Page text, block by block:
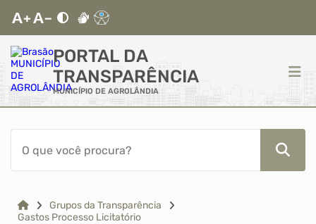
PORTAL DA
TRANSPARÊNCIA
MUNICÍPIO DE AGROLÂNDIA
ACESSO RÁPIDO
Acessibilidade
CidadãoGrupos da Transparência
Gastos Processo Licitatório